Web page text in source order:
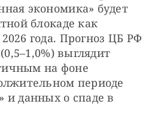
экономика» будет
блокаде как
года. Прогноз ЦБ РФ
выглядит
на фоне
периоде
и данных о спаде в